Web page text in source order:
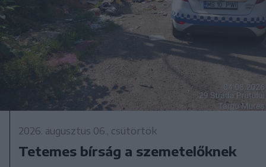
2026. augusztus 06., csütörtök
Tetemes bírság a szemetelőknek